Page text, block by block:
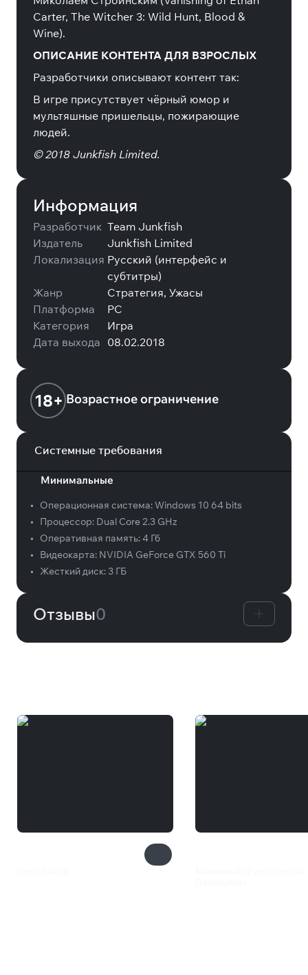
Carter, The Witcher 3: Wild Hunt, Blood &
Wine).
ОПИСАНИЕ КОНТЕНТА ДЛЯ ВЗРОСЛЫХ
Разработчики описывают контент так:
В игре присутствует чёрный юмор и
мультяшные пришельцы, пожирающие
людей.
© 2018 Junkfish Limited.
Информация
Разработчик Team Junkfish
Издатель
Junkfish Limited
Локализация Русский (интерфейс и
субтитры)
Жанр
Стратегия, Ужасы
Платформа
PC
Категория
Игра
Дата выхода 08.02.2018
18+ Возрастное ограничение
Системные требования
Минимальные
• Операционная система:Windows 10 64 bits
•
Процессор: Dual Core 2.3 GHz
•
Оперативная память:4 Гб
•
Видеокарта: NVIDIA GeForce GTX 560 Ti
•
Жесткий диск: 3 ГБ
Отзывы0